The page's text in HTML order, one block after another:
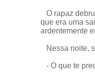
O rapaz
que era uma
ardentemente
Nessa noite,
- O que te